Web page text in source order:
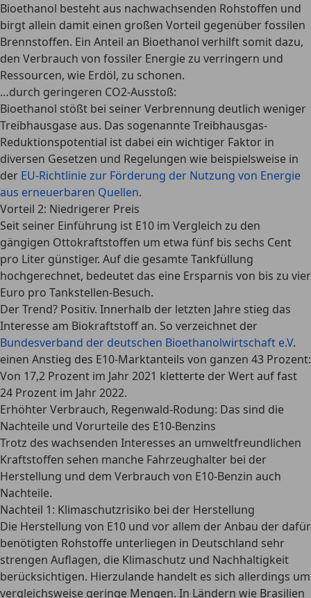
Bioethanol besteht aus nachwachsenden Rohstoffen und
birgt allein damit einen großen Vorteil gegenüber fossilen
Brennstoffen. Ein Anteil an Bioethanol verhilft somit dazu,
den Verbrauch von fossiler Energie zu verringern und
Ressourcen, wie Erdöl, zu schonen.
…durch geringeren CO2-Ausstoß:
Bioethanol stößt bei seiner Verbrennung deutlich weniger
Treibhausgaseaus. Das sogenannte Treibhausgas-
Reduktionspotential ist dabei ein wichtiger Faktor in
diversen Gesetzen und Regelungen wie beispielsweise in
der EU-Richtlinie zur Förderung der Nutzung von Energie
aus erneuerbaren Quellen.
Vorteil 2: Niedrigerer Preis
Seit seiner Einführung ist E10 im Vergleich zu den
gängigen Ottokraftstoffen um etwa fünf bis sechs Cent
pro Liter günstiger. Auf die gesamte Tankfüllung
hochgerechnet, bedeutet das eine Ersparnis von bis zu vier
Euro pro Tankstellen-Besuch.
Der Trend? Positiv. Innerhalb der letzten Jahre stieg das
Interesse am Biokraftstoff an. So verzeichnet der
Bundesverband der deutschen Bioethanolwirtschaft e.V.
einen Anstieg des E10-Marktanteils von ganzen 43 Prozent:
Von 17,2 Prozent im Jahr 2021 kletterte der Wert auf fast
24 Prozent im Jahr 2022.
Erhöhter Verbrauch, Regenwald-Rodung: Das sind die
Nachteile und Vorurteile des E10-Benzins
Trotz des wachsenden Interesses an umweltfreundlichen
Kraftstoffen sehen manche Fahrzeughalter bei der
Herstellung und dem Verbrauch von E10-Benzin auch
Nachteile.
Nachteil 1: Klimaschutzrisiko bei der Herstellung
Die Herstellung von E10 und vor allem der Anbau der dafür
benötigten Rohstoffe unterliegen in Deutschland sehr
strengen Auflagen, die Klimaschutz und Nachhaltigkeit
berücksichtigen. Hierzulande handelt es sich allerdings um
vergleichsweise geringe Mengen. In Ländern wie Brasilien